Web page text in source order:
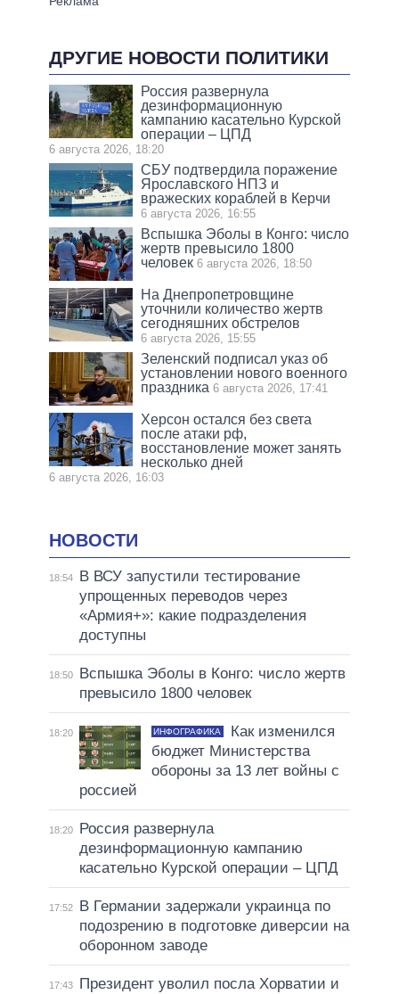
ДРУГИЕ НОВОСТИ ПОЛИТИКИ
Россия развернула
дезинформационную
кампанию касательно Курской
операции – ЦПД
6 августа 2026, 18:20
СБУ подтвердила поражение
Ярославского НПЗ и
вражеских кораблей в Керчи
6 августа 2026, 16:55
Вспышка Эболы в Конго: число
жертв превысило 1800
человек 6 августа 2026, 18:50
На Днепропетровщине
уточнили количество жертв
сегодняшних обстрелов
6 августа 2026, 15:55
Зеленский подписал указ об
установлении нового военного
праздника 6 августа 2026, 17:41
Херсон остался без света
после атаки рф,
восстановление может занять
несколько дней
6 августа 2026, 16:03
НОВОСТИ
18:54
В ВСУ запустили тестирование
упрощенных переводов через
«Армия+»: какие подразделения
доступны
18:50
Вспышка Эболы в Конго: число жертв
превысило 1800 человек
18:20 ИНФОГРАФИКА
Как изменился
бюджет Министерства
обороны за 13 лет войны с
россией
18:20
Россия развернула
дезинформационную кампанию
касательно Курской операции – ЦПД
17:52
В Германии задержали украинца по
подозрению в подготовке диверсии на
оборонном заводе
17:43
Президент уволил посла Хорватии и